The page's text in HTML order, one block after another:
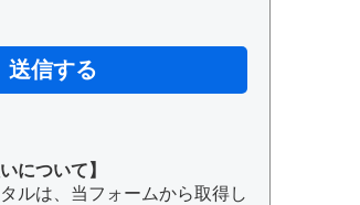
について】
ルは、当フォームから取得し